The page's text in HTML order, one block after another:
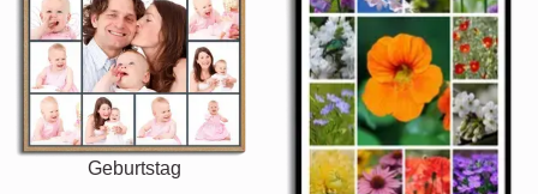
Geburtstag